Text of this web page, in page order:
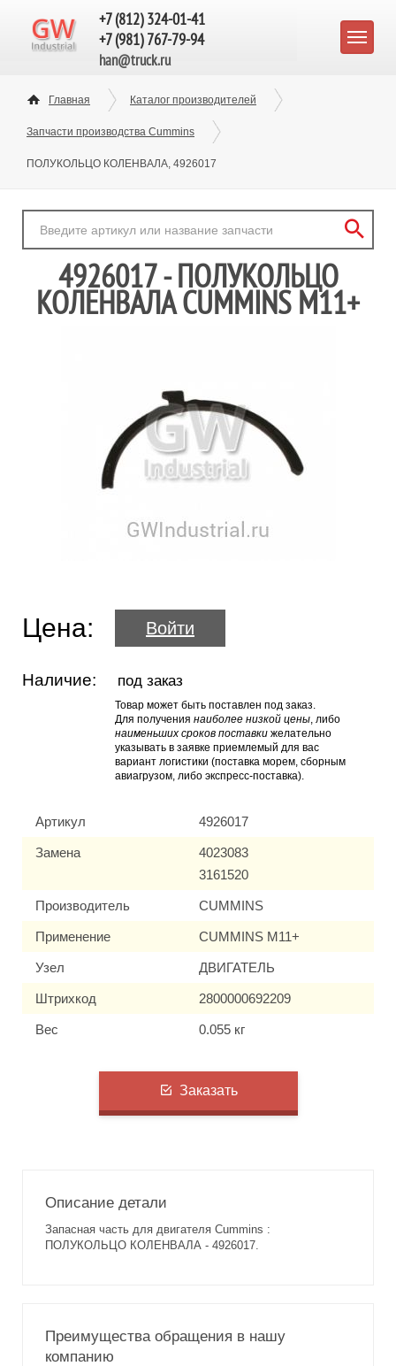
+7 (812) 324-01-41
+7 (981) 767-79-94
han@truck.ru
Главная Каталог производителей
Запчасти производства Cummins
ПОЛУКОЛЬЦО КОЛЕНВАЛА, 4926017
4926017 - ПОЛУКОЛЬЦО
КОЛЕНВАЛА CUMMINS M11+
Цена: Войти
Наличие: под заказ
Товар может быть поставлен под заказ.
Для получения наиболее низкой цены , либо
наименьших сроков поставки желательно
указывать в заявке приемлемый для вас
вариант логистики (поставка морем, сборным
авиагрузом, либо экспресс-поставка).
Артикул 4926017
Замена
4023083
3161520
Производитель CUMMINS
Применение CUMMINS M11+
Узел ДВИГАТЕЛЬ
Штрихкод 2800000692209
Вес 0.055 кг
Заказать
Описание детали
Запасная часть для двигателя Cummins :
ПОЛУКОЛЬЦО КОЛЕНВАЛА - 4926017.
Преимущества обращения в нашу
компанию